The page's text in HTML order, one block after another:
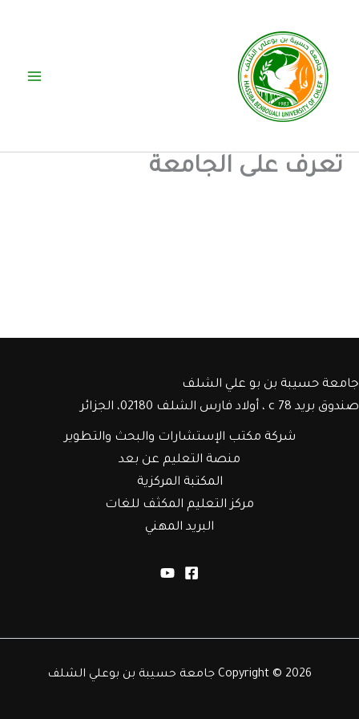
المحتوى
تعرف على الجامعة
جامعة حسيبة بن بو علي الشلف
صندوق بريد c 78 ، أولاد فارس الشلف 02180، الجزائر
شركة مكتب الإستشارات والبحث والتطوير
منصة التعليم عن بعد
المكتبة المركزية
مركز التعليم المكثف للغات
البريد المهني
Copyright © 2026 جامعة حسيبة بن بوعلي الشلف